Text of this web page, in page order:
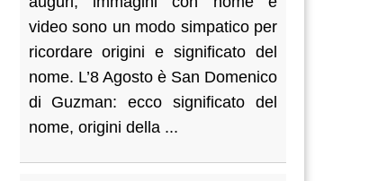
video sono un modo simpatico per
ricordare origini e significato del
nome. L’8 Agosto è San Domenico
di Guzman: ecco significato del
nome, origini della ...